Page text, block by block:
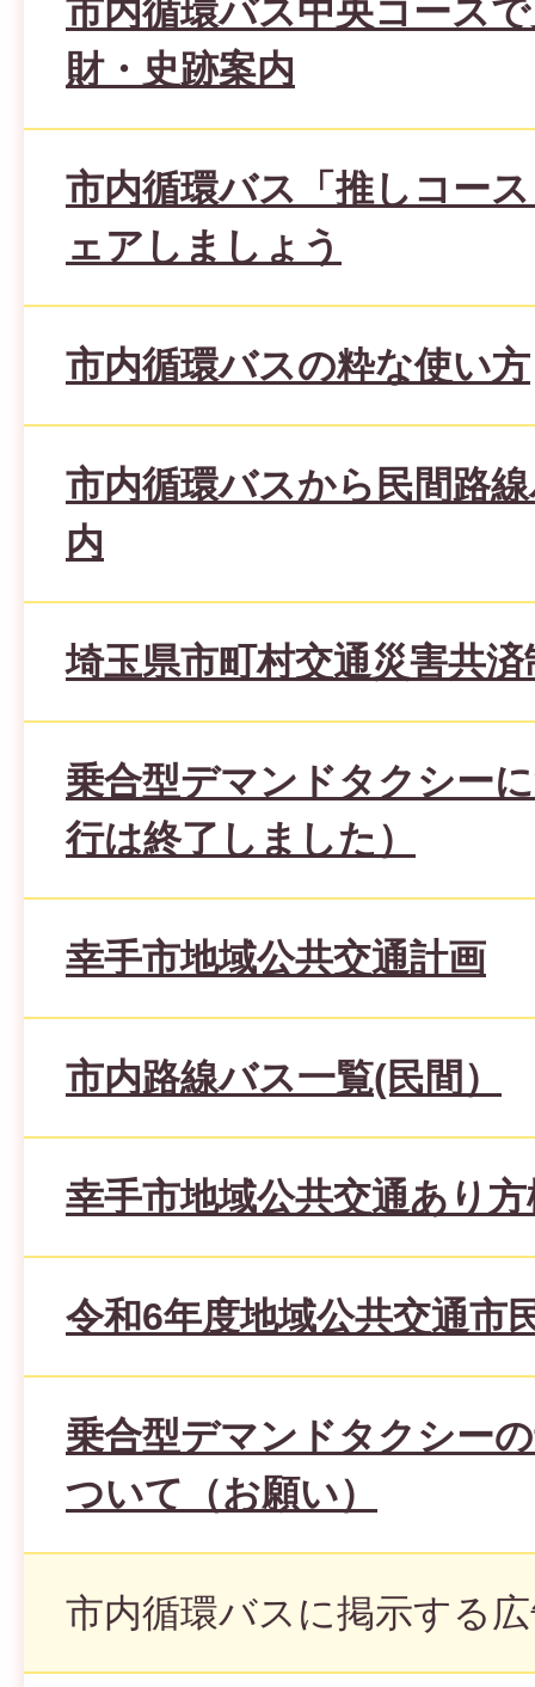
市内循環バス中央コース
財・史跡案内
市内循環バス「推しコー
ェアしましょう
市内循環バスの粋な使い方
市内循環バスから民間路
内
埼玉県市町村交通災害共済
乗合型デマンドタクシー
行は終了しました）
幸手市地域公共交通計画
市内路線バス一覧(民間）
幸手市地域公共交通あり
令和6年度地域公共交通市
乗合型デマンドタクシー
ついて（お願い）
市内循環バスに掲示する